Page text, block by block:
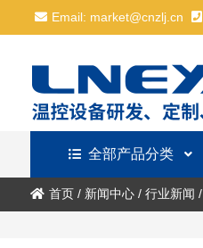
Email: market@cnzlj.cn
全部产品分类
首页/ 新闻中心/ 行业新闻 /